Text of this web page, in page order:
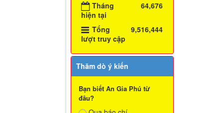
Tháng
hiện tại
64,676
Tổng
lượt truy cập
9,516,444
Thăm dò ý kiến
Bạn biết An Gia Phú từ
đâu?